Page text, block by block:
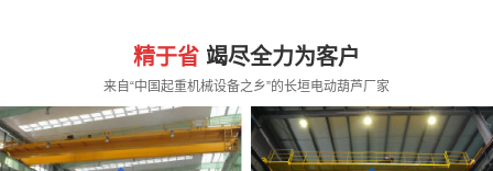
精于省 竭尽全力为客户
来自“中国起重机械设备之乡”的长垣电动葫芦厂家